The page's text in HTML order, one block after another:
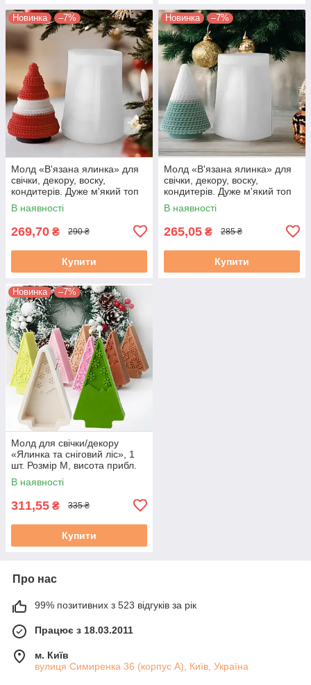
Новинка –7%
Молд «В'язана ялинка» для
свічки, декору, воску,
кондитерів. Дуже м'який топ
силікон. 1 шт. М. 755. Ок. 8
см
В наявності
269,70 ₴ 290 ₴
Купити
Новинка –7%
Молд «В'язана ялинка» для
свічки, декору, воску,
кондитерів. Дуже м'який топ
силікон. 1 шт. М. 7552. Ок. 8
см
В наявності
265,05 ₴ 285 ₴
Купити
Новинка –7%
Молд для свічки/декору
«Ялинка та сніговий ліс», 1
шт. Розмір М, висота прибл.
12 см
В наявності
311,55 ₴ 335 ₴
Купити
Про нас
99% позитивних з 523 відгуків за рік
Працює з 18.03.2011
м. Київ
вулиця Симиренка 36 (корпус А), Київ, Україна